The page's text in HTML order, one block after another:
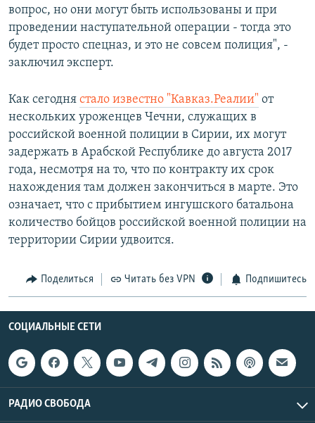
вопрос, но они могут быть использованы и при
проведении наступательной операции - тогда это
будет просто спецназ, и это не совсем полиция", -
заключил эксперт.
Как сегодня стало известно "Кавказ.Реалии" от
нескольких уроженцев Чечни, служащих в
российской военной полиции в Сирии, их могут
задержать в Арабской Республике до августа 2017
года, несмотря на то, что по контракту их срок
нахождения там должен закончиться в марте. Это
означает, что с прибытием ингушского батальона
количество бойцов российской военной полиции на
территории Сирии удвоится.
Поделиться Читать без VPN Подпишитесь
СОЦИАЛЬНЫЕ СЕТИ
РАДИО СВОБОДА